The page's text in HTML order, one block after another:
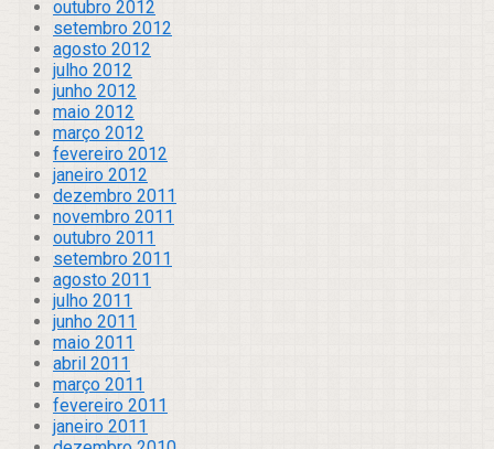
outubro 2012
setembro 2012
agosto 2012
julho 2012
junho 2012
maio 2012
março 2012
fevereiro 2012
janeiro 2012
dezembro 2011
novembro 2011
outubro 2011
setembro 2011
agosto 2011
julho 2011
junho 2011
maio 2011
abril 2011
março 2011
fevereiro 2011
janeiro 2011